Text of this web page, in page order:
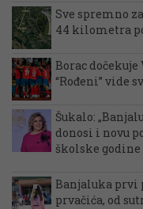
Sve spremno
44 kilometra
Borac
“Rođeni” vide
Šukalo:
donosi i novu
školske godine
Banjaluka prvi
prvačića, od